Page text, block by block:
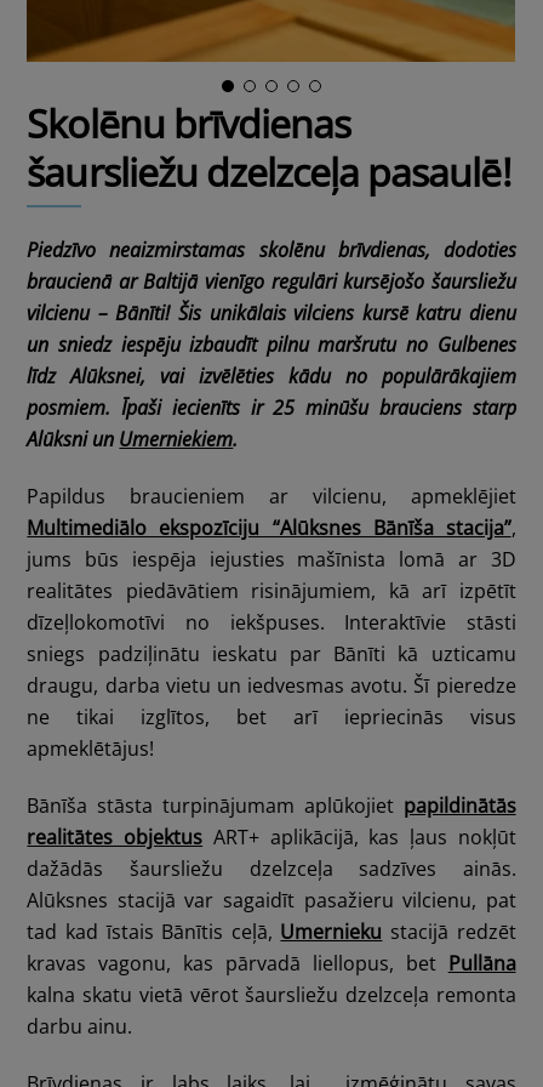
Skolēnu brīvdienas
šaursliežu dzelzceļa pasaulē!
Piedzīvo neaizmirstamas skolēnu brīvdienas, dodoties
braucienā ar Baltijā vienīgo regulāri kursējošo šaursliežu
vilcienu – Bānīti! Šis unikālais vilciens kursē katru dienu
un sniedz iespēju izbaudīt pilnu maršrutu no Gulbenes
līdz Alūksnei, vai izvēlēties kādu no populārākajiem
posmiem. Īpaši iecienīts ir 25 minūšu brauciens starp
Alūksni un Umerniekiem.
Papildus braucieniem ar vilcienu, apmeklējiet
Multimediālo ekspozīciju “Alūksnes Bānīša stacija”,
jums būs iespēja iejusties mašīnista lomā ar 3D
realitātes piedāvātiem risinājumiem, kā arī izpētīt
dīzeļlokomotīvi no iekšpuses. Interaktīvie stāsti
sniegs padziļinātu ieskatu par Bānīti kā uzticamu
draugu, darba vietu un iedvesmas avotu. Šī pieredze
ne tikai izglītos, bet arī iepriecinās visus
apmeklētājus!
Bānīša stāsta turpinājumam aplūkojiet papildinātās
realitātes objektus ART+ aplikācijā, kas ļaus nokļūt
dažādās šaursliežu dzelzceļa sadzīves ainās.
Alūksnes stacijā var sagaidīt pasažieru vilcienu, pat
tad kad īstais Bānītis ceļā, Umernieku stacijā redzēt
kravas vagonu, kas pārvadā liellopus, bet Pullāna
kalna skatu vietā vērot šaursliežu dzelzceļa remonta
darbu ainu.